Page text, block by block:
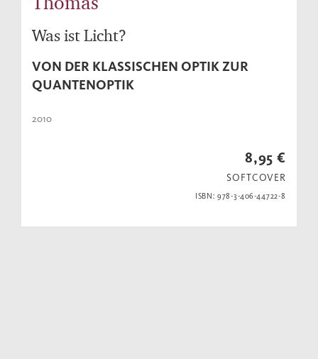
Was ist Licht?
VON DER KLASSISCHEN OPTIK ZUR
QUANTENOPTIK
2010
8,95 €
SOFTCOVER
ISBN: 978-3-406-44722-8